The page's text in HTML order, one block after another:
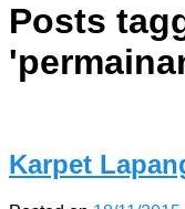
Posts
'
Karpet